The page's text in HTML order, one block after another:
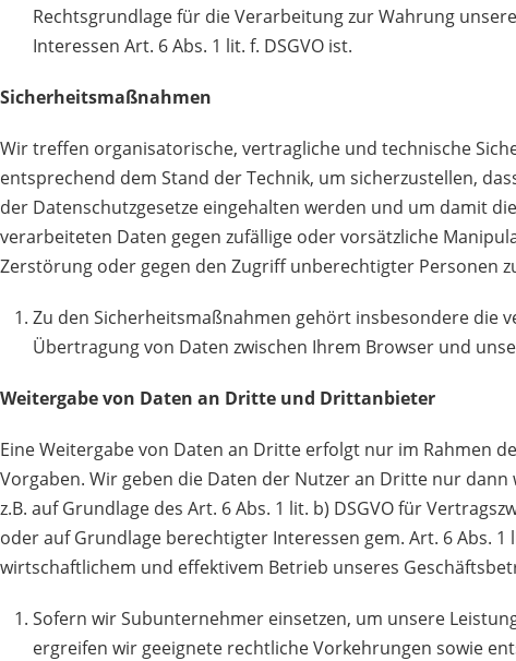
Rechtsgrundlage für die Verarbeitung zur Wahrung
Interessen Art. 6 Abs. 1 lit. f. DSGVO ist.
Sicherheitsmaßnahmen
Wir treffen organisatorische, vertragliche und technische
entsprechend dem Stand der Technik, um sicherzustellen,
der Datenschutzgesetze eingehalten werden und um damit
verarbeiteten Daten gegen zufällige oder vorsätzliche
Zerstörung oder gegen den Zugriff unberechtigter Personen
Zu den Sicherheitsmaßnahmen gehört insbesondere die
Übertragung von Daten zwischen Ihrem Browser und
Weitergabe von Daten an Dritte und Drittanbieter
Eine Weitergabe von Daten an Dritte erfolgt nur im Rahmen
Vorgaben. Wir geben die Daten der Nutzer an Dritte nur dann
z.B. auf Grundlage des Art. 6 Abs. 1 lit. b) DSGVO für
oder auf Grundlage berechtigter Interessen gem. Art. 6 Abs. 1
wirtschaftlichem und effektivem Betrieb unseres
Sofern wir Subunternehmer einsetzen, um unsere
ergreifen wir geeignete rechtliche Vorkehrungen sowie